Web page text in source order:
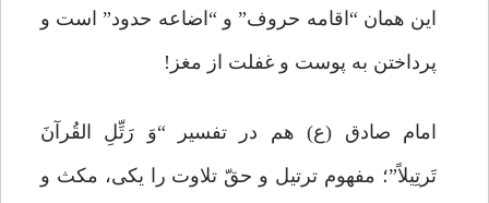
این همان “اقامه حروف” و “اضاعه حدود” است و
پرداختن به پوست و غفلت از مغز!
امام صادق (ع) هم در تفسیر “وَ رَتِّلِ القُرآنَ
تَرتِیلاً”؛ مفهوم ترتیل و حقّ تلاوت را یکى، مکث و